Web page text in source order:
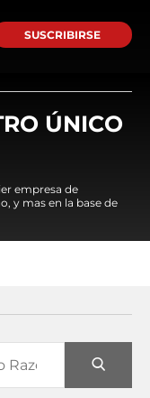
SUSCRIBIRSE
ÚNICO
empresa de
y mas en la base de